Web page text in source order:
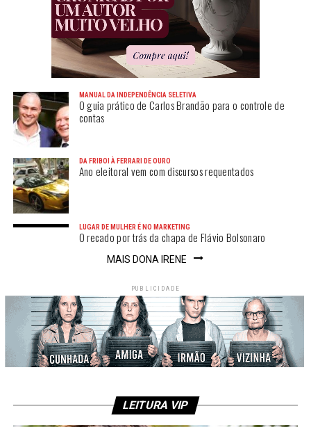
MANUAL DA INDEPENDÊNCIA SELETIVA
O guia prático de Carlos Brandão para o controle de
contas
DA FRIBOI À FERRARI DE OURO
Ano eleitoral vem com discursos requentados
LUGAR DE MULHER É NO MARKETING
O recado por trás da chapa de Flávio Bolsonaro
MAIS DONA IRENE
PUBLICIDADE
LEITURA VIP